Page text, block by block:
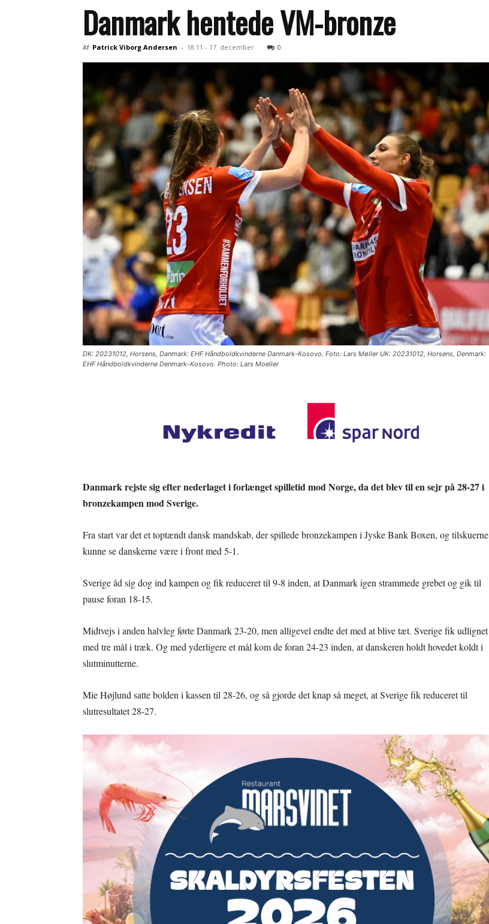
Danmark hentede VM-bronze
Af Patrick Viborg Andersen - 18:11 - 17. december 0
DK: 20231012, Horsens, Danmark: EHF Håndboldkvinderne Danmark-Kosovo. Foto: Lars Møller UK: 20231012, Horsens, Denmark:
EHF Håndboldkvinderne Denmark-Kosovo. Photo: Lars Moeller
Danmark rejste sig efter nederlaget i forlænget spilletid mod Norge, da det blev til en sejr på 28-27 i
bronzekampen mod Sverige.
Fra start var det et toptændt dansk mandskab, der spillede bronzekampen i Jyske Bank Boxen, og tilskuerne
kunne se danskerne være i front med 5-1.
Sverige åd sig dog ind kampen og fik reduceret til 9-8 inden, at Danmark igen strammede grebet og gik til
pause foran 18-15.
Midtvejs i anden halvleg førte Danmark 23-20, men alligevel endte det med at blive tæt. Sverige fik udlignet
med tre mål i træk. Og med yderligere et mål kom de foran 24-23 inden, at danskeren holdt hovedet koldt i
slutminutterne.
Mie Højlund satte bolden i kassen til 28-26, og så gjorde det knap så meget, at Sverige fik reduceret til
slutresultatet 28-27.